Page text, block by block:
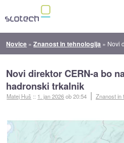
Novice »Znanost in tehnologija » Novi
Novi direktor CERN-a bo
hadronski trkalnik
Matej Huš :: 1. jan 2026ob 20:54 Znanost in